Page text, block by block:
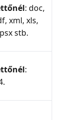
: doc,
xml, xls,
stb.
: